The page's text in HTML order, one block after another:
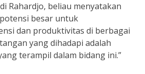
Rahardjo, beliau menyatakan
besar untuk
dan produktivitas di berbagai
yang dihadapi adalah
terampil dalam bidang ini.”